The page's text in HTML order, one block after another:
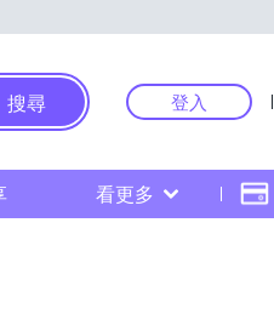
搜尋 登入
看更多